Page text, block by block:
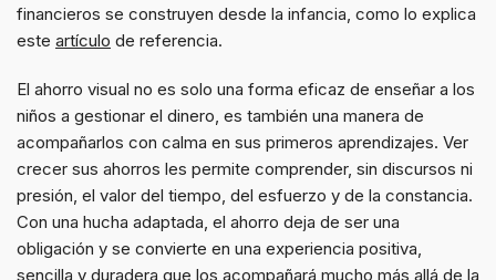
financieros se construyen desde la infancia, como lo explica
este artículo de referencia.
El ahorro visual no es solo una forma eficaz de enseñar a los
niños a gestionar el dinero, es también una manera de
acompañarlos con calma en sus primeros aprendizajes. Ver
crecer sus ahorros les permite comprender, sin discursos ni
presión, el valor del tiempo, del esfuerzo y de la constancia.
Con una hucha adaptada, el ahorro deja de ser una
obligación y se convierte en una experiencia positiva,
sencilla y duradera que los acompañará mucho más allá de la